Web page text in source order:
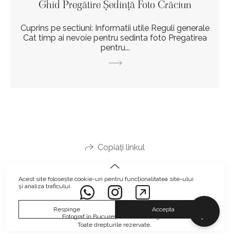
Ghid Pregătire Ședință Foto Crăciun
Cuprins pe sectiuni: Informatii utile Reguli generale
Cat timp ai nevoie pentru sedinta foto Pregatirea
pentru...
Copiați linkul
Fotograf în București Mihai Gheorghe.
Toate drepturile rezervate.
Acest site folosește cookie-uri pentru funcționalitatea site-ului
și analiza traficului.
Respinge Accepta